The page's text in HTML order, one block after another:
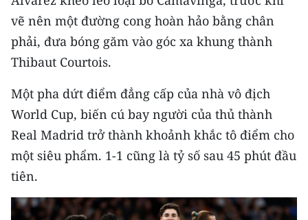
TIN ĐỊA PHƯƠNG
Trung du và miền núi phía Bắc
Bắc Trung Bộ
Duyên hải Nam Trung Bộ và Tây
Nguyên
Đông Nam Bộ
Đồng bằng sông Cửu Long
vẽ nên một đường cong hoàn hảo bằng chân
phải, đưa bóng găm vào góc xa khung thành
Thibaut Courtois.
Một pha dứt điểm đẳng cấp của nhà vô địch
World Cup, biến cú bay người của thủ thành
Real Madrid trở thành khoảnh khắc tô điểm cho
một siêu phẩm. 1-1 cũng là tỷ số sau 45 phút đầu
tiên.